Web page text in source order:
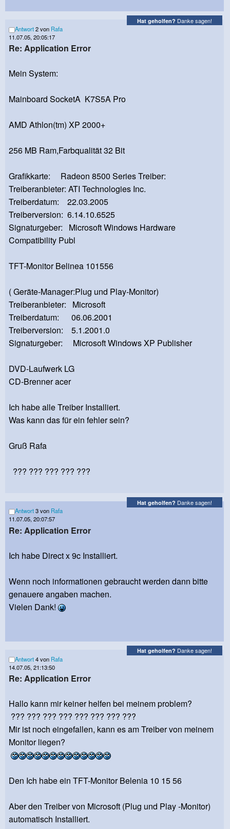
Hat geholfen? Danke sagen!
Antwort2 von Rafa
11.07.05, 20:05:17
Re: Application Error
Mein System:
Mainboard SocketA K7S5A Pro
AMD Athlon(tm) XP 2000+
256 MB Ram,Farbqualität 32 Bit
Grafikkarte: Radeon 8500 Series Treiber:
Treiberanbieter: ATI Technologies Inc.
Treiberdatum: 22.03.2005
Treiberversion: 6.14.10.6525
Signaturgeber: Microsoft Windows Hardware
Compatibility Publ
TFT-Monitor Belinea 101556
( Geräte-Manager:Plug und Play-Monitor)
Treiberanbieter: Microsoft
Treiberdatum: 06.06.2001
Treiberversion: 5.1.2001.0
Signaturgeber: Microsoft Windows XP Publisher
DVD-Laufwerk LG
CD-Brenner acer
Ich habe alle Treiber Installiert.
Was kann das für ein fehler sein?
Gruß Rafa
??? ??? ??? ??? ???
Hat geholfen? Danke sagen!
Antwort3 von Rafa
11.07.05, 20:07:57
Re: Application Error
Ich habe Direct x 9c Installiert.
Wenn noch informationen gebraucht werden dann bitte
genauere angaben machen.
Vielen Dank!
Hat geholfen? Danke sagen!
Antwort4 von Rafa
14.07.05, 21:13:50
Re: Application Error
Hallo kann mir keiner helfen bei meinem problem?
??? ??? ??? ??? ??? ??? ??? ???
Mir ist noch eingefallen, kann es am Treiber von meinem
Monitor liegen?
Den Ich habe ein TFT-Monitor Belenia 10 15 56
Aber den Treiber von Microsoft (Plug und Play -Monitor)
automatisch Installiert.